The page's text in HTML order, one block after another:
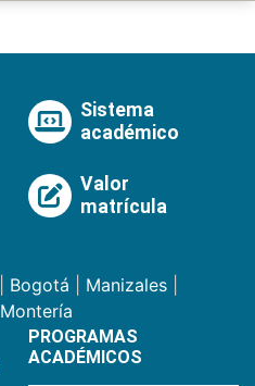
Sistema
académico
Valor
matrícula
Bogotá Manizales
Montería
PROGRAMAS
ACADÉMICOS